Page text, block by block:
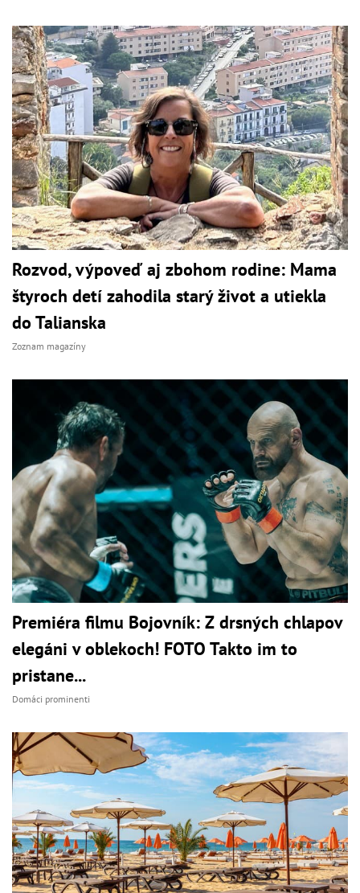
Rozvod, výpoveď aj zbohom rodine: Mama
štyroch detí zahodila starý život a utiekla
do Talianska
Zoznam magazíny
Premiéra filmu Bojovník: Z drsných chlapov
elegáni v oblekoch! FOTO Takto im to
pristane...
Domáci prominenti